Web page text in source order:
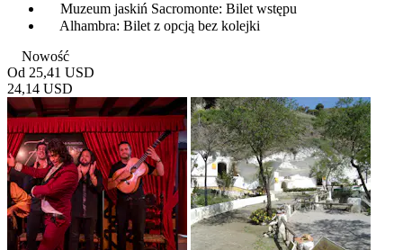
Muzeum jaskiń Sacromonte: Bilet wstępu
Alhambra: Bilet z opcją bez kolejki
Nowość
Od 25,41 USD
24,14 USD